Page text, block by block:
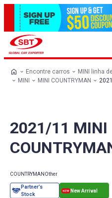
Encontre carros MINI linha
MINI
MINI COUNTRYMAN
2021/11 MINI
COUNTRYMAN Other